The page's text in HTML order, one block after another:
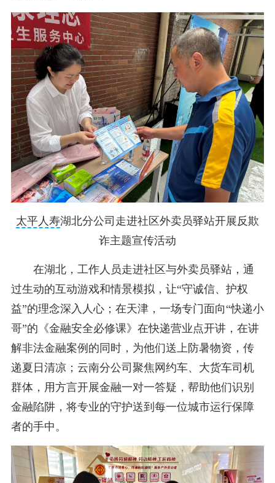
太平人寿湖北分公司走进社区外卖员驿站开展反欺
诈主题宣传活动
在湖北，工作人员走进社区与外卖员驿站，通
过生动的互动游戏和情景模拟，让“守诚信、护权
益”的理念深入人心；在天津，一场专门面向“快递小
哥”的《金融安全必修课》在快递营业点开讲，在讲
解非法金融案例的同时，为他们送上防暑物资，传
递夏日清凉；云南分公司聚焦网约车、大货车司机
群体，用方言开展金融一对一答疑，帮助他们识别
金融陷阱，将专业的守护送到每一位城市运行保障
者的手中。